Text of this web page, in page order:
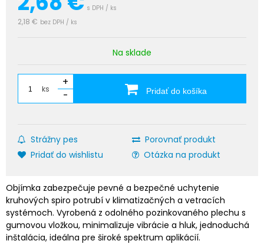
s DPH / ks
2,18 € bez DPH / ks
Na sklade
ks
+
-
Pridať do košíka
Strážny pes
Porovnať produkt
Pridať do wishlistu
Otázka na produkt
Objímka zabezpečuje pevné a bezpečné uchytenie
kruhových spiro potrubí v klimatizačných a vetracích
systémoch. Vyrobená z odolného pozinkovaného plechu s
gumovou vložkou, minimalizuje vibrácie a hluk, jednoduchá
inštalácia, ideálna pre široké spektrum aplikácií.